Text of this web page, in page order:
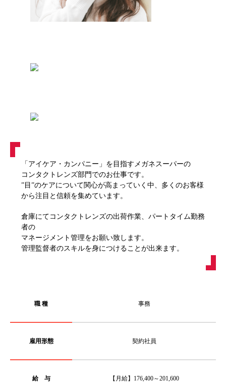
「アイケア・カンパニー」を目指すメガネスーパーの
コンタクトレンズ部門でのお仕事です。
”目”のケアについて関心が高まっていく中、多くのお客様
から注目と信頼を集めています。
倉庫にてコンタクトレンズの出荷作業、パートタイム勤務
者の
マネージメント管理をお願い致します。
管理監督者のスキルを身につけることが出来ます。
職 種 事務
雇用形態 契約社員
給 与 【月給】176,400～201,600